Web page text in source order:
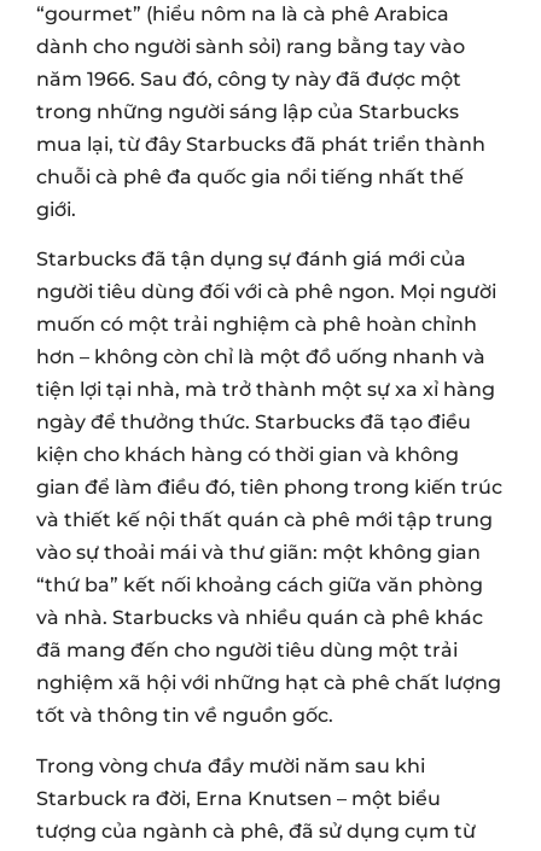
“gourmet” (hiểu nôm na là cà phê Arabica
dành cho người sành sỏi) rang bằng tay vào
năm 1966. Sau đó, công ty này đã được một
trong những người sáng lập của Starbucks
mua lại, từ đây Starbucks đã phát triển thành
chuỗi cà phê đa quốc gia nổi tiếng nhất thế
giới.
Starbucks đã tận dụng sự đánh giá mới của
người tiêu dùng đối với cà phê ngon. Mọi người
muốn có một trải nghiệm cà phê hoàn chỉnh
hơn – không còn chỉ là một đồ uống nhanh và
tiện lợi tại nhà, mà trở thành một sự xa xỉ hàng
ngày để thưởng thức. Starbucks đã tạo điều
kiện cho khách hàng có thời gian và không
gian để làm điều đó, tiên phong trong kiến trúc
và thiết kế nội thất quán cà phê mới tập trung
vào sự thoải mái và thư giãn: một không gian
“thứ ba” kết nối khoảng cách giữa văn phòng
và nhà. Starbucks và nhiều quán cà phê khác
đã mang đến cho người tiêu dùng một trải
nghiệm xã hội với những hạt cà phê chất lượng
tốt và thông tin về nguồn gốc.
Trong vòng chưa đầy mười năm sau khi
Starbuck ra đời, Erna Knutsen – một biểu
tượng của ngành cà phê, đã sử dụng cụm từ